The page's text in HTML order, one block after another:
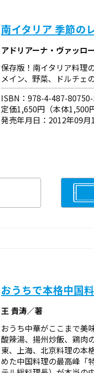
南イタリア 季節の
アドリアーナ・ヴァッロ
保存版！南イタリア料理
メイン、野菜、ドルチェ
ISBN：978-4-487-
定価1,650円（本体1,500
発売年月日：2012年09月
おうちで本格中国
王 貴涛／著
おうち中華がここまで美
酸辣湯、揚州炒飯、鶏肉
東、上海、北京料理の本
めた中国料理の最高峰「